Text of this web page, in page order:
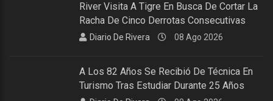
River Visita A Tigre En Busca De Cortar La
Racha De Cinco Derrotas Consecutivas
Diario De Rivera 08 Ago 2026
A Los 82 Años Se Recibió De Técnica En
Turismo Tras Estudiar Durante 25 Años